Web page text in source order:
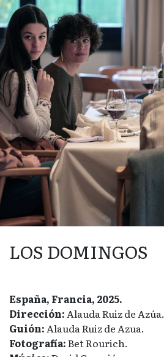
LOS DOMINGOS
España, Francia, 2025.
Dirección:Alauda Ruiz de Azúa.
Guión:Alauda Ruiz de Azua.
Fotografía:Bet Rourich.